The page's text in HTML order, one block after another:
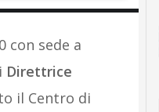
con sede a
Direttrice
il Centro di